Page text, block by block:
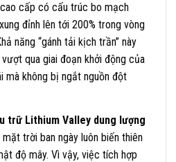
cấp có cấu trúc bo mạch
đỉnh lên tới 200% trong vòng
năng “gánh tải kịch trần” này
qua giai đoạn khởi động của
mà không bị ngắt nguồn đột
trữ Lithium Valley dung lượng
trời ban ngày luôn biến thiên
độ mây. Vì vậy, việc tích hợp